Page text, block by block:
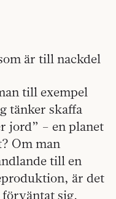
är till nackdel
till exempel
tänker skaffa
jord” – en planet
Om man
till en
är det
sig.